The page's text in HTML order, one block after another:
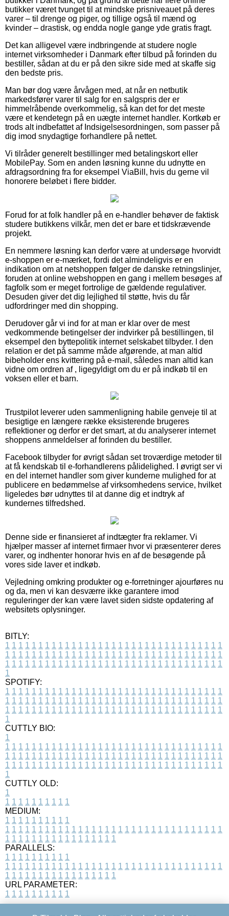
butikker været tvunget til at mindske prisniveauet på deres
varer – til drenge og piger, og tillige også til mænd og
kvinder – drastisk, og endda nogle gange yde gratis fragt.
Det kan alligevel være indbringende at studere nogle
internet virksomheder i Danmark efter tilbud på forinden du
bestiller, sådan at du er på den sikre side med at skaffe sig
den bedste pris.
Man bør dog være årvågen med, at når en netbutik
markedsfører varer til salg for en salgspris der er
himmelråbende overkommelig, så kan det for det meste
være et kendetegn på en uægte internet handler. Kortkøb er
trods alt indbefattet af Indsigelsesordningen, som passer på
dig imod snydagtige forhandlere på nettet.
Vi tilråder generelt bestillinger med betalingskort eller
MobilePay. Som en anden løsning kunne du udnytte en
afdragsordning fra for eksempel ViaBill, hvis du gerne vil
honorere beløbet i flere bidder.
Forud for at folk handler på en e-handler behøver de faktisk
studere butikkens vilkår, men det er bare et tidskrævende
projekt.
En nemmere løsning kan derfor være at undersøge hvorvidt
e-shoppen er e-mærket, fordi det almindeligvis er en
indikation om at netshoppen følger de danske retningslinjer,
foruden at online webshoppen en gang i mellem besøges af
fagfolk som er meget fortrolige de gældende regulativer.
Desuden giver det dig lejlighed til støtte, hvis du får
udfordringer med din shopping.
Derudover går vi ind for at man er klar over de mest
vedkommende betingelser der indvirker på bestillingen, til
eksempel den byttepolitik internet selskabet tilbyder. I den
relation er det på samme måde afgørende, at man altid
bibeholder ens kvittering på e-mail, således man altid kan
vidne om ordren af , ligegyldigt om du er på indkøb til en
voksen eller et barn.
Trustpilot leverer uden sammenligning habile genveje til at
besigtige en længere række eksisterende brugeres
reflektioner og derfor er det smart, at du analyserer internet
shoppens anmeldelser af forinden du bestiller.
Facebook tilbyder for øvrigt sådan set troværdige metoder til
at få kendskab til e-forhandlerens pålidelighed. I øvrigt ser vi
en del internet handler som giver kunderne mulighed for at
publicere en bedømmelse af virksomhedens service, hvilket
ligeledes bør udnyttes til at danne dig et indtryk af
kundernes tilfredshed.
Denne side er finansieret af indtægter fra reklamer. Vi
hjælper masser af internet firmaer hvor vi præsenterer deres
varer, og indhenter honorar hvis en af de besøgende på
vores side laver et indkøb.
Vejledning omkring produkter og e-forretninger ajourføres nu
og da, men vi kan desværre ikke garantere imod
reguleringer der kan være lavet siden sidste opdatering af
websitets oplysninger.
BITLY:
1 1 1 1 1 1 1 1 1 1 1 1 1 1 1 1 1 1 1 1 1 1 1 1 1 1 1 1 1 1 1 1 1
1 1 1 1 1 1 1 1 1 1 1 1 1 1 1 1 1 1 1 1 1 1 1 1 1 1 1 1 1 1 1 1 1
1 1 1 1 1 1 1 1 1 1 1 1 1 1 1 1 1 1 1 1 1 1 1 1 1 1 1 1 1 1 1 1 1
1
SPOTIFY:
1 1 1 1 1 1 1 1 1 1 1 1 1 1 1 1 1 1 1 1 1 1 1 1 1 1 1 1 1 1 1 1 1
1 1 1 1 1 1 1 1 1 1 1 1 1 1 1 1 1 1 1 1 1 1 1 1 1 1 1 1 1 1 1 1 1
1 1 1 1 1 1 1 1 1 1 1 1 1 1 1 1 1 1 1 1 1 1 1 1 1 1 1 1 1 1 1 1 1
1
CUTTLY BIO:
1
1 1 1 1 1 1 1 1 1 1 1 1 1 1 1 1 1 1 1 1 1 1 1 1 1 1 1 1 1 1 1 1 1
1 1 1 1 1 1 1 1 1 1 1 1 1 1 1 1 1 1 1 1 1 1 1 1 1 1 1 1 1 1 1 1 1
1 1 1 1 1 1 1 1 1 1 1 1 1 1 1 1 1 1 1 1 1 1 1 1 1 1 1 1 1 1 1 1 1
1
CUTTLY OLD:
1
1 1 1 1 1 1 1 1 1 1
MEDIUM:
1 1 1 1 1 1 1 1 1 1
1 1 1 1 1 1 1 1 1 1 1 1 1 1 1 1 1 1 1 1 1 1 1 1 1 1 1 1 1 1 1 1 1
1 1 1 1 1 1 1 1 1 1 1 1 1 1 1 1 1
PARALLELS:
1 1 1 1 1 1 1 1 1 1
1 1 1 1 1 1 1 1 1 1 1 1 1 1 1 1 1 1 1 1 1 1 1 1 1 1 1 1 1 1 1 1 1
1 1 1 1 1 1 1 1 1 1 1 1 1 1 1 1 1
URL PARAMETER:
1 1 1 1 1 1 1 1 1 1